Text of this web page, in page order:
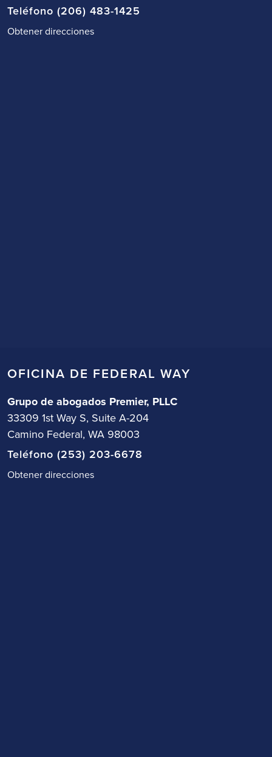
Teléfono (206) 483-1425
Obtener direcciones
OFICINA DE FEDERAL WAY
Grupo de abogados Premier, PLLC
33309 1st Way S, Suite A-204
Camino Federal, WA 98003
Teléfono (253) 203-6678
Obtener direcciones